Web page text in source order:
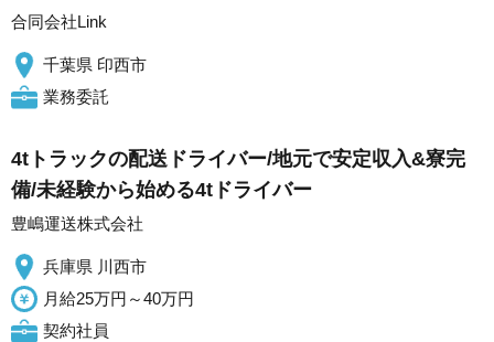
合同会社Link
千葉県 印西市
業務委託
4tトラックの配送ドライバー/地元で安定収入&寮完
備/未経験から始める4tドライバー
豊嶋運送株式会社
兵庫県 川西市
月給25万円～40万円
契約社員